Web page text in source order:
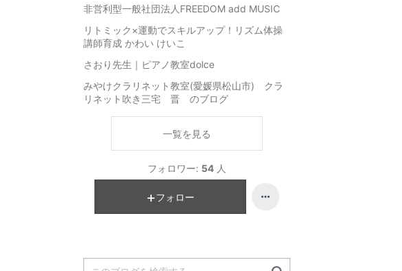
非営利型一般社団法人FREEDOM add MUSIC
リトミック×運動でスキルアップ！リズム体操
講師育成 かわい けいこ
さおり先生｜ピアノ教室dolce
みやけクラリネット教室(愛媛県松山市) クラ
リネット吹き三宅 晋 のブログ
一覧を見る
フォロワー: 54 人
フォロー